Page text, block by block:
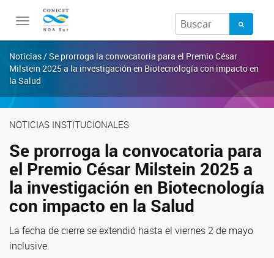
Toggle
navigation
Noticias / Se prorroga la convocatoria para el Premio César
Milstein 2025 a la investigación en Biotecnología con impacto en
la Salud
NOTICIAS INSTITUCIONALES
Se prorroga la convocatoria para
el Premio César Milstein 2025 a
la investigación en Biotecnología
con impacto en la Salud
La fecha de cierre se extendió hasta el viernes 2 de mayo
inclusive.